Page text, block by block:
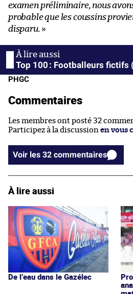
examen préliminaire, nous
probable que les coussins
disparu. »
Top 100 : Footballeurs fictifs
PHGC
Commentaires
Les membres ont posté 32
Participez à la discussion en vous
Voir les 32 commentaires
À lire aussi
De l’eau dans le Gazélec